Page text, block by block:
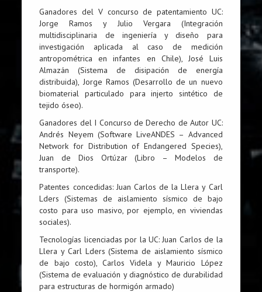
Ganadores del V concurso de patentamiento UC:
Jorge Ramos y Julio Vergara (Integración
multidisciplinaria de ingeniería y diseño para
investigación aplicada al caso de medición
antropométrica en infantes en Chile), José Luis
Almazán (Sistema de disipación de energía
distribuida), Jorge Ramos (Desarrollo de un nuevo
biomaterial particulado para injerto sintético de
tejido óseo).
Ganadores del I Concurso de Derecho de Autor UC:
Andrés Neyem (Software LiveANDES – Advanced
Network for Distribution of Endangered Species),
Juan de Dios Ortúzar (Libro – Modelos de
transporte).
Patentes concedidas: Juan Carlos de la Llera y Carl
Lders (Sistemas de aislamiento sísmico de bajo
costo para uso masivo, por ejemplo, en viviendas
sociales).
Tecnologías licenciadas por la UC: Juan Carlos de la
Llera y Carl Lders (Sistema de aislamiento sísmico
de bajo costo), Carlos Videla y Mauricio López
(Sistema de evaluación y diagnóstico de durabilidad
para estructuras de hormigón armado)